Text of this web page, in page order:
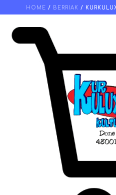
HOME / BERRIAK /